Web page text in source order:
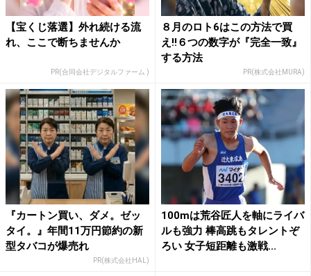
【宝くじ落選】外れ続ける流
れ、ここで断ちませんか
PR(合同会社デジタルファーム )
８月のロト6はこの方法で買
え!!６つの数字が『完全一致』
する方法
PR(株式会社MURA)
『カートン買い、ダメ。ゼッ
タイ。』年間11万円節約の新
型タバコが爆売れ
PR(株式会社HAL)
100mは荒谷匠人を軸にライバ
ルも強力 棒高跳もタレントぞ
ろい 女子短距離も激戦...